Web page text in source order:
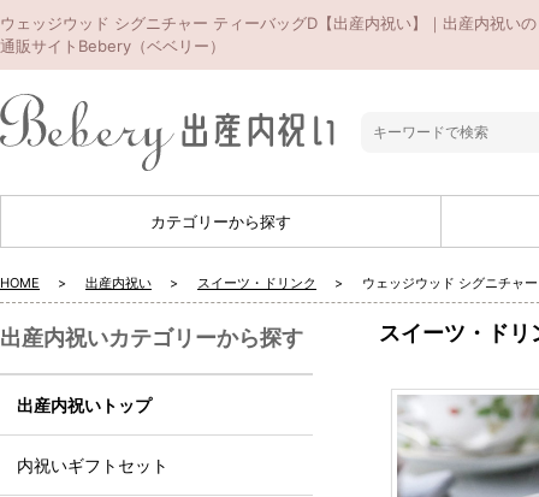
ウェッジウッド シグニチャー ティーバッグD【出産内祝い】｜出産内祝いの
通販サイトBebery（ベベリー）
カテゴリーから探す
HOME 出産内祝い スイーツ・ドリンク ウェッジウッド シグニチャ
スイーツ・ドリ
出産内祝いカテゴリーから探す
出産内祝いトップ
内祝いギフトセット